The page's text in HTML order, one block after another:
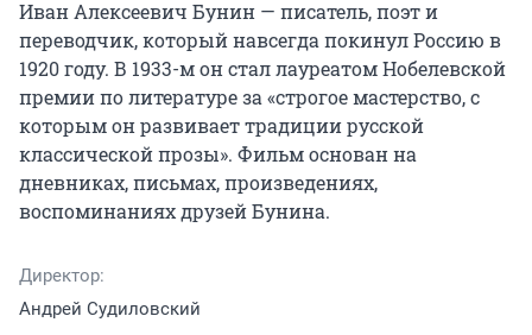
Иван Алексеевич Бунин — писатель, поэт и
переводчик, который навсегда покинул Россию в
1920 году. В 1933-м он стал лауреатом Нобелевской
премии по литературе за «строгое мастерство, с
которым он развивает традиции русской
классической прозы». Фильм основан на
дневниках, письмах, произведениях,
воспоминаниях друзей Бунина.
Директор:
Андрей Судиловский